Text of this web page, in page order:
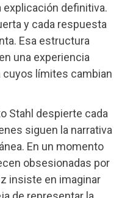
explicación definitiva.
y cada respuesta
Esa estructura
una experiencia
cuyos límites cambian
Stahl despierte cada
siguen la narrativa
En un momento
obsesionadas por
insiste en imaginar